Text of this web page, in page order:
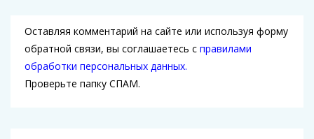
Оставляя комментарий на сайте или используя форму
обратной связи, вы соглашаетесь с правилами
обработки персональных данных.
Проверьте папку СПАМ.